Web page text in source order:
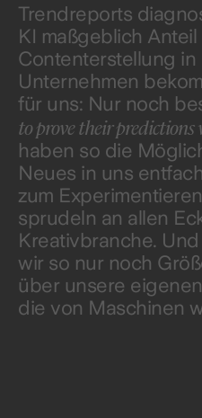
Trendreports
KI maßgeblich Anteil
Contenterstellung
Unternehmen
für uns: Nur noch
to prove their predictions
haben so die
Neues in uns
zum
sprudeln an allen
Kreativbranche.
wir so nur noch
über unsere
die von Maschinen